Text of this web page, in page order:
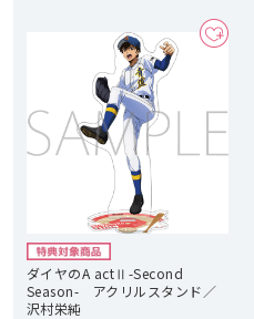
ダイヤのA actⅡ-Second
Season- アクリルスタンド／
沢村栄純